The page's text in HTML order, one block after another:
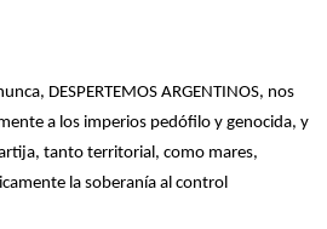
DESPERTEMOS ARGENTINOS, nos
a los imperios pedófilo y genocida, y
tanto territorial, como mares,
la soberanía al control